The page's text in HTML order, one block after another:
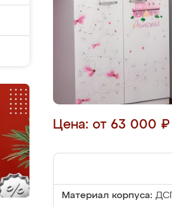
Цена: от 63 000 ₽
Материал корпуса: ДСП